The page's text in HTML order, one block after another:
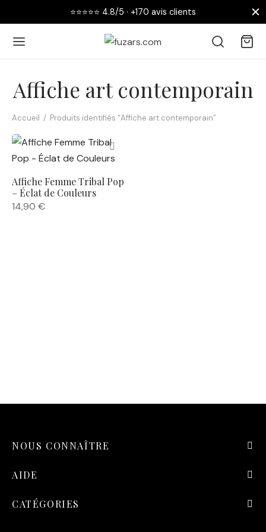
⭐⭐⭐⭐⭐ 4.8/5 · +170 avis clients
Affiche art contemporain
Accueil / Produits identifiés “Affiche art contemporain”
Affiche Femme Tribal Pop
– Éclat de Couleurs
14,90 €
NOUS CONNAÎTRE
AIDE
CATÉGORIES
Retour
AFFICHES